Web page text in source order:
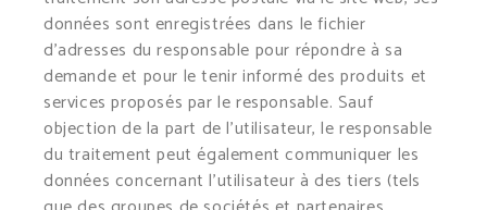
données sont enregistrées dans le fichier
d’adresses du responsable pour répondre à sa
demande et pour le tenir informé des produits et
services proposés par le responsable. Sauf
objection de la part de l’utilisateur, le responsable
du traitement peut également communiquer les
données concernant l’utilisateur à des tiers (tels